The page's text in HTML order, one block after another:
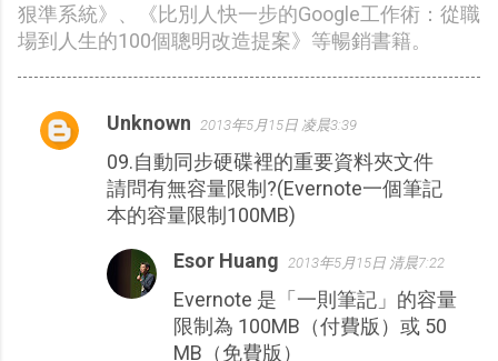
狠準系統》、《比別人快一步的Google工作術：從職
場到人生的100個聰明改造提案》等暢銷書籍。
留
Unknown 2013年5月15日 凌晨3:39
09.自動同步硬碟裡的重要資料夾文件
請問有無容量限制?(Evernote一個筆記
本的容量限制100MB)
Esor Huang
2013年5月15日 清晨7:22
Evernote 是「一則筆記」的容量
限制為 100MB（付費版）或 50
MB（免費版）